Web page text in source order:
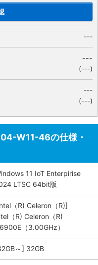
---
---
(---)
---
(---)
W11-46の仕様・
11 IoT Enterpirise
LTSC 64bit版
（R) Celeron（R)]
（R) Celeron（R)
（3.00GHz）
～] 32GB